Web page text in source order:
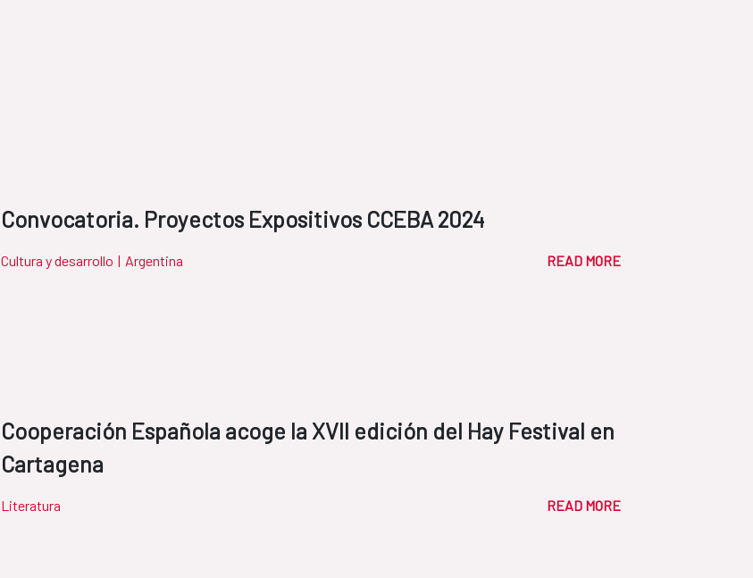
Convocatoria. Proyectos Expositivos CCEBA 2024
Cultura y desarrollo | Argentina READ MORE
Cooperación Española acoge la XVII edición del Hay Festival en
Cartagena
Literatura READ MORE